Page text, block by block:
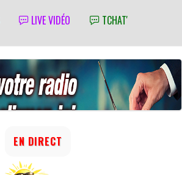
LIVE VIDÉO TCHAT'
EN DIRECT